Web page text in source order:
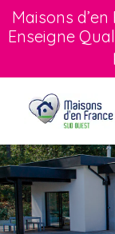
Maisons
Enseigne